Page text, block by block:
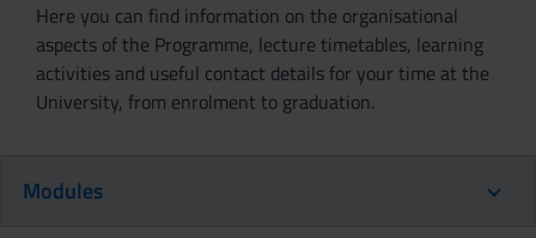
Here you can find information on the organisational
aspects of the Programme, lecture timetables, learning
activities and useful contact details for your time at the
University, from enrolment to graduation.
Modules